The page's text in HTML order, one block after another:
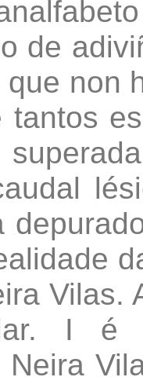
de
non
tantos
Vilas.
I é
Neira